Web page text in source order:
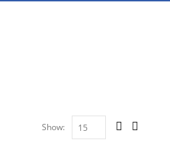
Show: